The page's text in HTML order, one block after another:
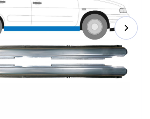
Magyar
Lietuvių
Português
Slovenian